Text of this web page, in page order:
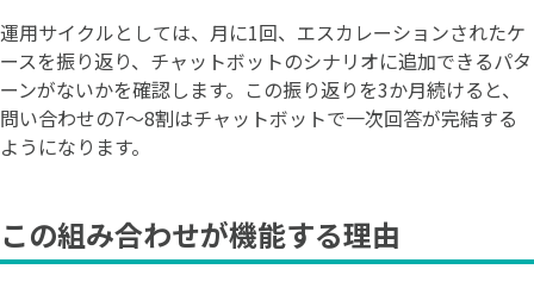
運用サイクルとしては、月に1回、エスカレーションされたケ
ースを振り返り、チャットボットのシナリオに追加できるパタ
ーンがないかを確認します。この振り返りを3か月続けると、
問い合わせの7〜8割はチャットボットで一次回答が完結する
ようになります。
この組み合わせが機能する理由